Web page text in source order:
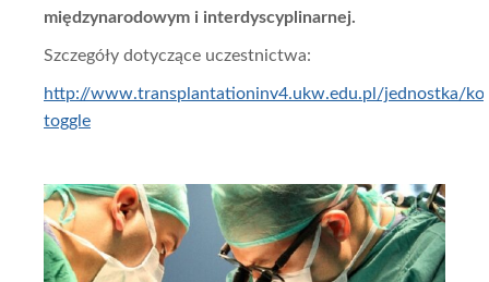
międzynarodowym i interdyscyplinarnej.
Szczegóły dotyczące uczestnictwa:
http://www.transplantationinv4.ukw.edu.pl/jednostka/
toggle